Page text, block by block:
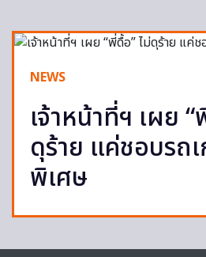
NEWS
เจ้าหน้าที่ฯ เผย
ดุร้าย แค่ชอบรถ
พิเศษ